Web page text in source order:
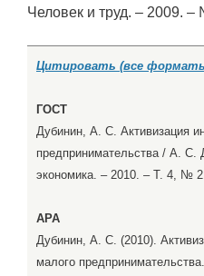
Человек и труд. – 2009. –
Цитировать (все
ГОСТ
Дубинин, А. С. Активизация
предпринимательства / А. С.
экономика. – 2010. – Т. 4, №
APA
Дубинин, А. С. (2010).
малого предпринимательства.